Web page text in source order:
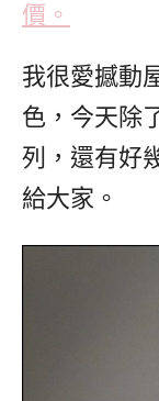
價。
我很愛撼動
色，今天除
列，還有好
給大家。